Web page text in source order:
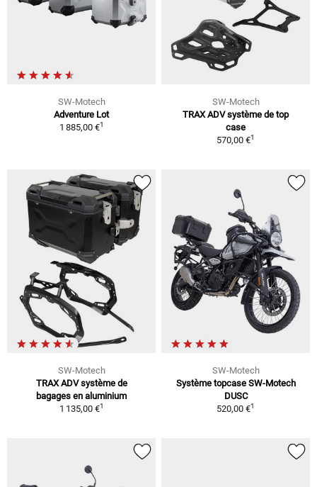
SW-Motech
Adventure Lot
1 885,00 €1
SW-Motech
TRAX ADV système de top
case
570,00 €1
SW-Motech
TRAX ADV système de
bagages en aluminium
1 135,00 €1
SW-Motech
Système topcase SW-Motech
DUSC
520,00 €1